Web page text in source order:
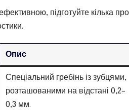
підготуйте кілька
Опис
Спеціальний гребінь із зубцями,
розташованими на відстані 0,2–
0,3 мм.